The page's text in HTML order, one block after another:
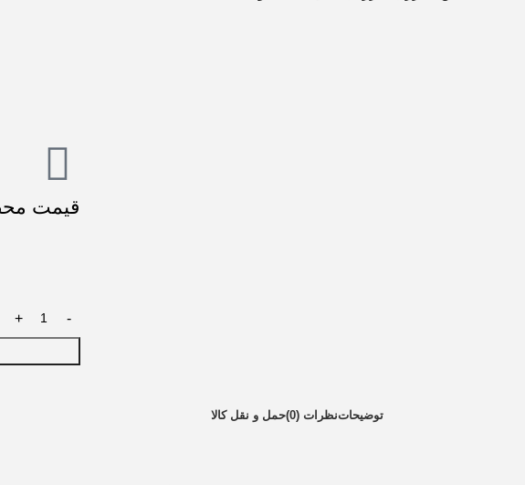
قیمت
توضیحاتنظرات (0) حمل و نقل کالا